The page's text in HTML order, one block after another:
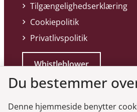
Tilgængelighedserklæring
Cookiepolitik
Privatlivspolitik
Whistleblower
Du bestemmer
Denne hjemmeside benytter